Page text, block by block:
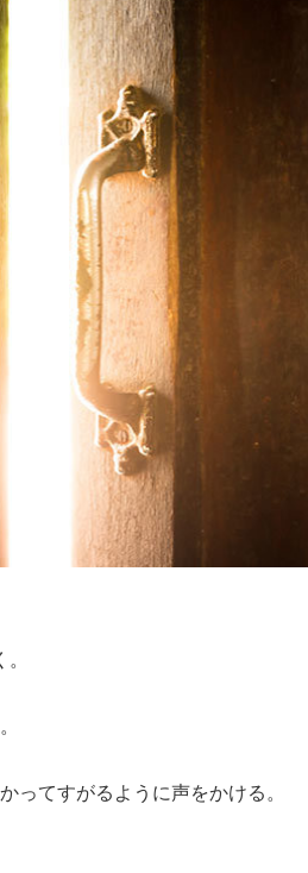
ってすがるように声をかける。